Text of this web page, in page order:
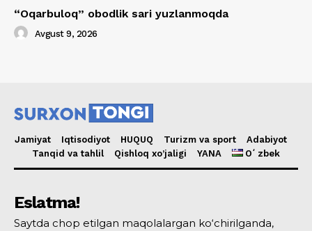
“Oqarbuloq” obodlik sari yuzlanmoqda
Avgust 9, 2026
Jamiyat Iqtisodiyot HUQUQ Turizm va sport
Adabiyot
Tanqid va tahlil
Qishloq xo’jaligi YANA Oʻzbek
Eslatma!
Saytda chop etilgan maqolalargan ko‘chirilganda,